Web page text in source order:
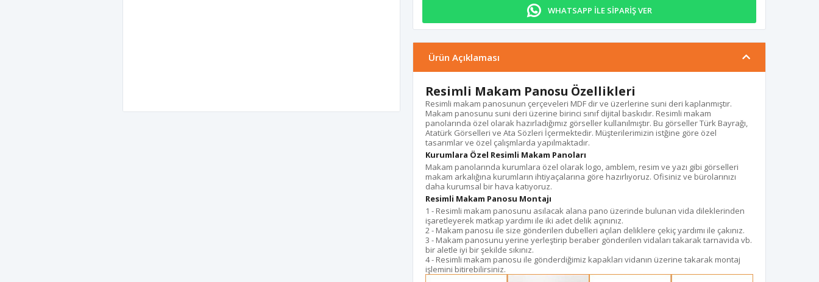
WHATSAPP İLE SİPARİŞ VER
Ürün Açıklaması
Resimli Makam Panosu Özellikleri
Resimli makam panosunun çerçeveleri MDF dir ve üzerlerine suni deri kaplanmıştır.
Makam panosunu suni deri üzerine birinci sınıf dijital baskıdır. Resimli makam
panolarında özel olarak hazırladığımız görseller kullanılmıştır. Bu görseller Türk Bayrağı,
Atatürk Görselleri ve Ata Sözleri İçermektedir. Müşterilerimizin istğine göre özel
tasarımlar ve özel çalışmlarda yapılmaktadır.
Kurumlara Özel Resimli Makam Panoları
Makam panolarında kurumlara özel olarak logo, amblem, resim ve yazı gibi görselleri
makam arkalığına kurumların ihtiyaçalarına göre hazırlıyoruz. Ofisiniz ve bürolarınızı
daha kurumsal bir hava katıyoruz.
Resimli Makam Panosu Montajı
1 - Resimli makam panosunu asılacak alana pano üzerinde bulunan vida dileklerinden
işaretleyerek matkap yardımı ile iki adet delik açınınız.
2 - Makam panosu ile size gönderilen dubelleri açılan deliklere çekiç yardımı ile çakınız.
3 - Makam panosunu yerine yerleştirip beraber gönderilen vidaları takarak tarnavida vb.
bir aletle iyi bir şekilde sıkınız.
4 - Resimli makam panosu ile gönderdiğimiz kapakları vidanın üzerine takarak montaj
işlemini bitirebilirsiniz.